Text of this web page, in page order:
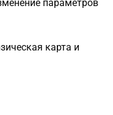
параметров
карта и